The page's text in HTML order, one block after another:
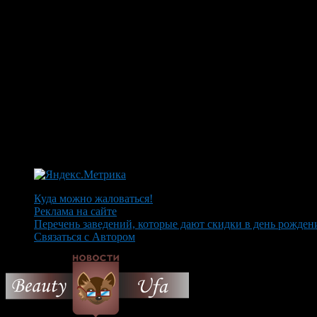
Куда можно жаловаться!
Реклама на сайте
Перечень заведений, которые дают скидки в день
Связаться с Автором